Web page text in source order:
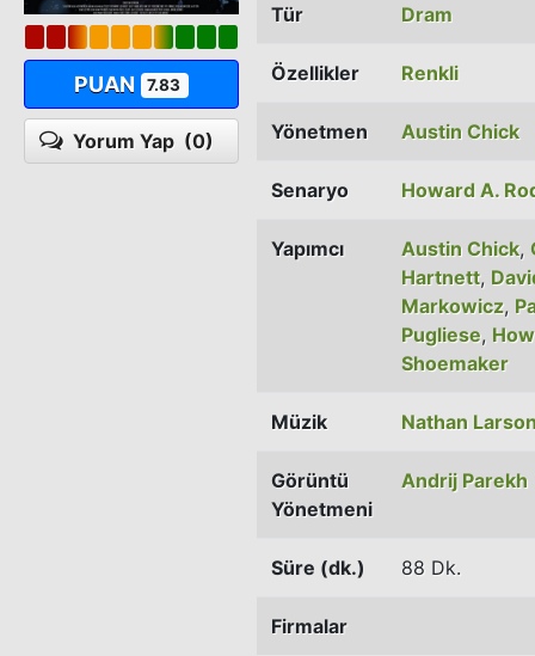
PUAN 7.83
Yorum Yap (0)
Tür Dram
Özellikler Renkli
Yönetmen Austin Chick
Senaryo Howard A.
Yapımcı Austin Chick,
Hartnett,
Markowicz,
Pugliese,
Shoemaker
Müzik Nathan
Görüntü
Yönetmeni
Andrij Parekh
Süre (dk.) 88 Dk.
Firmalar